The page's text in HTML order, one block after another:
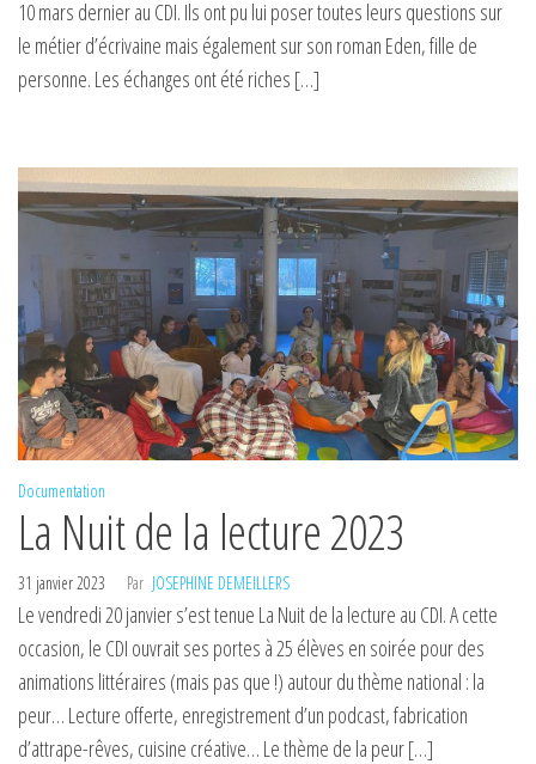
10 mars dernier au CDI. Ils ont pu lui poser toutes leurs questions sur
le métier d’écrivaine mais également sur son roman Eden, fille de
personne. Les échanges ont été riches […]
Documentation
La Nuit de la lecture 2023
31 janvier 2023 Par JOSEPHINE DEMEILLERS
Le vendredi 20 janvier s’est tenue La Nuit de la lecture au CDI. A cette
occasion, le CDI ouvrait ses portes à 25 élèves en soirée pour des
animations littéraires (mais pas que !) autour du thème national : la
peur… Lecture offerte, enregistrement d’un podcast, fabrication
d’attrape-rêves, cuisine créative… Le thème de la peur […]